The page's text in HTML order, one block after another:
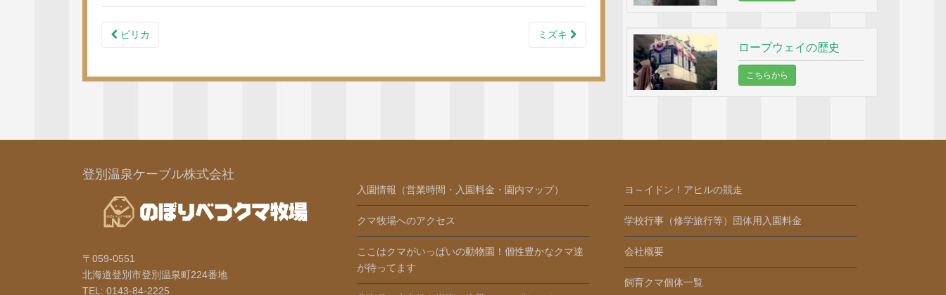
投稿ナビゲーション
ピリカ ミズキ
ロープウェイの歴史
こちらから
登別温泉ケーブル株式会社
〒059-0551
北海道登別市登別温泉町224番地
TEL: 0143-84-2225
入園情報（営業時間・入園料金・園内マップ）
クマ牧場へのアクセス
ここはクマがいっぱいの動物園！個性豊かなクマ達
が待ってます
ヨ～イドン！アヒルの競走
学校行事（修学旅行等）団体用入園料金
会社概要
飼育クマ個体一覧